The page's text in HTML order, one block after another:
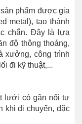
phẩm được gia
metal), tạo thành
chắn. Đây là lựa
độ thông thoáng,
xưởng, công trình
đi kỹ thuật,...
lưới có gân nổi tự
khi di chuyển, đặc